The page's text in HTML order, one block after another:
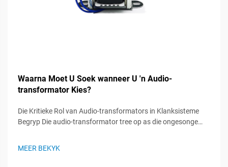
Waarna Moet U Soek wanneer U 'n Audio-
transformator Kies?
Die Kritieke Rol van Audio-transformators in Klanksisteme
Begryp Die audio-transformator tree op as die ongesonge
gespesialiseerde komponente...
MEER BEKYK